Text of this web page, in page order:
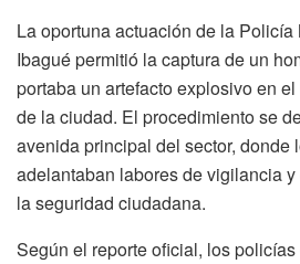
La oportuna actuación de la
Ibagué permitió la captura de un
portaba un artefacto explosivo en
de la ciudad. El procedimiento se
avenida principal del sector, donde
adelantaban labores de vigilancia
la seguridad ciudadana.
Según el reporte oficial, los